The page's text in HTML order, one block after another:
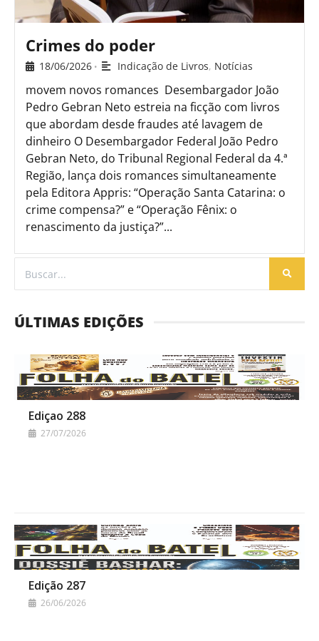
Crimes do poder
18/06/2026 • Indicação de Livros, Notícias
movem novos romances Desembargador João
Pedro Gebran Neto estreia na ficção com livros
que abordam desde fraudes até lavagem de
dinheiro O Desembargador Federal João Pedro
Gebran Neto, do Tribunal Regional Federal da 4.ª
Região, lança dois romances simultaneamente
pela Editora Appris: “Operação Santa Catarina: o
crime compensa?” e “Operação Fênix: o
renascimento da justiça?”...
ÚLTIMAS EDIÇÕES
Ediçao 288
27/07/2026
Edição 287
26/06/2026